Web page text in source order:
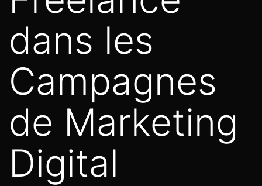
dans les
Campagnes
de Marketing
Digital